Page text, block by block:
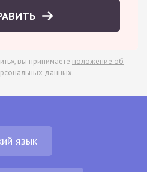
вы принимаете положение об
данных.
язык